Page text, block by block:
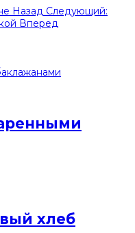
Назад Следующий:
Вперед
хлеб